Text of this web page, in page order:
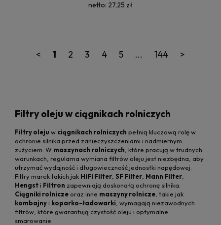
netto: 27,25 zł
< 1 2 3 4 5 ... 144 >
Filtry oleju w ciągnikach rolniczych
Filtry oleju w ciągnikach rolniczych pełnią kluczową rolę w
ochronie silnika przed zanieczyszczeniami i nadmiernym
zużyciem. W maszynach rolniczych , które pracują w trudnych
warunkach, regularna wymiana filtrów oleju jest niezbędna, aby
utrzymać wydajność i długowieczność jednostki napędowej.
Filtry marek takich jak HiFi Filter SF Filter Mann Filter
Hengst i Filtron zapewniają doskonałą ochronę silnika.
Ciągniki rolnicze oraz inne maszyny rolnicze , takie jak
kombajny i koparko-ładowarki , wymagają niezawodnych
filtrów, które gwarantują czystość oleju i optymalne
smarowanie.